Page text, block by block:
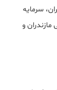
سرمایه‌
و